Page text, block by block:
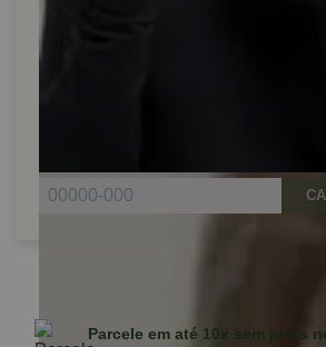
Parcele em até 10x sem juros